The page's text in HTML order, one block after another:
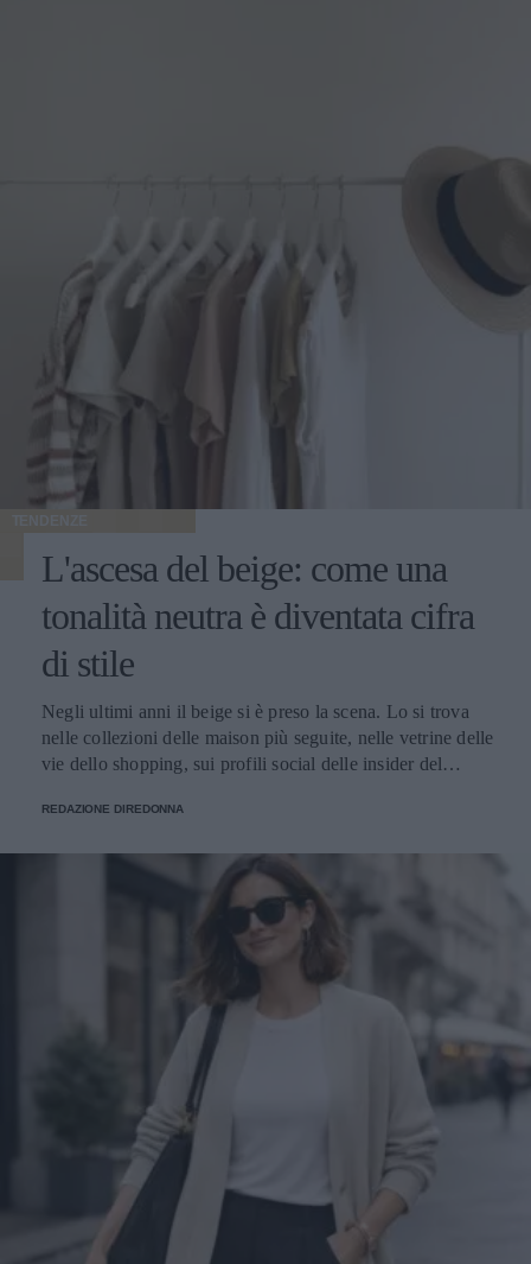
TENDENZE
L'ascesa del beige: come una
tonalità neutra è diventata cifra
di stile
Negli ultimi anni il beige si è preso la scena. Lo si trova nelle collezioni delle maison più seguite, nelle vetrine delle vie dello shopping, sui profili social delle insider del settore e nei guardaroba delle donne che alla moda dedicano attenzione. È diventato il colore che racconta il momento, quello che torna ogni stagione con declinazioni sempre nuove e che oggi vive un'esposizione mediatica raramente vista in passato. Le ragioni di questa centralità si intrecciano. Il beige risponde perfettamente al gusto contemporaneo per l'eleganza misurata, fatta di toni desaturati e capi pensati per durare. Si adatta splendidamente nei contesti più diversi: in ufficio, a una cena, in un weekend fuori porta, mantenendo sempre lo stesso registro raffinato. E lavora benissimo davanti all'obiettivo, sotto qualunque tipo di luce, su qualunque tipo di sfondo urbano o naturale. Il risultato è che oggi parlare di moda femminile senza nominare il beige è praticamente impossibile. Cappotti, giacche, trench, pantaloni, maglie, accessori: la palette neutra ha colonizzato ogni categoria del guardaroba, con una versatilità che continua a sorprendere addette ai lavori e appassionate. Le mille sfumature di una tonalità solo apparentemente uniforme Dietro al beige si nasconde una gamma cromatica vastissima, fatta di sfumature che cambiano carattere a seconda di quanto pendono verso il caldo o verso il freddo, di quanto sono sature o desaturate, di quanto si avvicinano al bianco o si spingono verso il marrone. Quelle più calde - cammello, biscotto, tabacco, miele - evocano immediatamente comfort e ricchezza. Hanno una nota dorata che richiama i tessuti pregiati come il cashmere e la lana d'agnello, e nelle collezioni invernali fanno la parte del leone. Le si vede su cappotti dal taglio classico, su giacche dalla linea morbida, su maglie oversize pensate per i mesi freddi. Le sfumature fredde - greige, nude rosato, beige cinereo, taupe - raccontano un'altra storia. Sono più contemporanee e sono perfette su tagli netti e silhouette moderne. Hanno conquistato spazio nel gusto urbano delle grandi capitali della moda, da Copenaghen a Tokyo, dove vengono interpretate in chiave minimalista con linee rigorose e proporzioni studiate. Tra questi due poli si muovono i beige neutri, i veri jolly del guardaroba che si abbinano a tutto: ai grigi, ai blu, ai bianchi, ai colori accesi che vogliano un punto di calma. Sono le tonalità che ogni stylist tiene a portata di mano per bilanciare un look senza forzature. A ognuna la sua sfumatura Una delle ragioni del successo del beige è semplice: con la sfumatura giusta, sta bene davvero a tutte. La famiglia cromatica è così ampia che ogni tipo di carnagione trova la sua declinazione ideale - basta scegliere il sottotono adatto al colore della pelle, degli occhi e dei capelli. Le donne con pelle chiara e sottotono freddo trovano la loro dimensione nei greige, nei nude rosati e nei beige cinerei, che dialogano in modo naturale con incarnati tenui. Le pelli ambrate, olivastre o dorate si illuminano con i cammello, i biscotto e i tabacco, che esaltano il calore della carnagione. Le pelli medie con sottotono neutro hanno la fortuna di poter giocare con quasi tutte le sfumature della palette, dalle più chiare alle più sature. Un altro punto di forza è il rapporto con la luce. Sotto il sole estivo il beige si accende e diventa solare, sotto i cieli grigi invernali mantiene calore e presenza, alla luce artificiale degli ambienti chiusi resta sempre raffinato senza appiattirsi. Pochi colori conservano il proprio carattere in ogni condizione di illuminazione, e questa qualità rende il beige un alleato prezioso per le giornate fatte di molti cambi di scena. A questo si aggiunge la sua flessibilità: il beige si adatta a ogni ambiente, dal più formale al più rilassato. Sta bene in ufficio, in una riunione importante, a una cerimonia, a una cena tra amiche, a una passeggiata del sabato pomeriggio. Pochi colori coprono una gamma così ampia di occasioni mantenendo intatta la propria eleganza. Total beige: come indossarlo senza appiattirlo Tra le tendenze più forti degli ultimi anni c'è il total beige look, che consiste nel vestirsi interamente in sfumature della stessa famiglia cromatica, dal capospalla alle scarpe. Una formula che richiede attenzione per riuscire bene, ma che ben dosata regala risultati di grande raffinatezza. Il segreto sta nel giocare con sottotoni vicini ma diversi. Un pantalone color sabbia abbinato a una camicia écru e a un capospalla cammello dà molto più carattere di un look fatto di un'unica identica tonalità ripetuta dalla testa ai piedi. Le piccole variazioni cromatiche danno profondità all'insieme e impediscono l'effetto monotono. Determinante è anche il mix di materiali. Quando il colore è uniforme, sono le texture a fare la differenza: una camicia di seta sotto una giacca di lana, un pantalone di lino con un capospalla in cashmere, accessori in pelle che dialogano con maglie morbide. Il gioco delle superfici tattili è ciò che trasforma un total look beige da banale a sofisticato. Attenzione alla la regola del dettaglio che spezza. Una cintura in cuoio scuro, una collana dorata, un foulard con un accento più caldo o più freddo: piccoli scostamenti che danno ritmo al look e gli regalano carattere senza intaccare la coerenza cromatica. Un accessorio scelto bene fa la differenza tra un outfit elegante e un outfit memorabile. Dal lino estivo al cashmere invernale: una palette per tutto l'anno Una delle qualità più apprezzate del beige è la capacità di accompagnare il guardaroba lungo tutte le stagioni. In estate vive nei lini grezzi, nei cotoni leggeri e nelle sete fresche; in primavera e autunno passa ai twill, ai jersey strutturati e ai velluti; in inverno diventa protagonista delle materie nobili come cashmere, lana vergine, alpaca e mohair. Questa continuità ha cambiato il modo in cui molte donne pensano agli acquisti. Anziché ripartire da capo a ogni cambio di stagione, si ragiona per filoni cromatici che durano nel tempo: capi che dialogano tra loro mese dopo mese, accessori che stanno bene su outfit diversi, una palette che permette di mescolare gli investimenti fatti in momenti differenti dell'anno senza rotture stilistiche. I capispalla sono il terreno dove questa logica dà i risultati migliori. Un cappotto beige si adatta alle occasioni più diverse con una facilità che pochi altri capi possiedono: si presta a tagli classici e contemporanei, dialoga con qualunque palette del guardaroba sottostante, risalta l'eleganza di un completo formale come la vivacità di un look casual. La conferma di questa versatilità si può rintracciare guardando alle proposte di realtà consolidate come Cinzia Rocca, che hanno fatto della sartorialità italiana applicata al capospalla la propria firma: ogni cappotto beige da donna dell’azienda è pensato per durare nel tempo, grazie a tagli che restano attuali stagione dopo stagione e a lavorazioni che portano avanti la tradizione artigianale del Made in Italy. Il beige in passerella: una palette che valorizza il taglio Chi segue le sfilate sa che il beige ricorre con costanza in ogni stagione, dalle collezioni primavera-estate a quelle autunno-inverno. Non è una scelta casuale: la palette neutra valorizza il taglio del capo, mette in luce la qualità della lavorazione, fa emergere la pulizia delle linee senza che il colore rubi la scena. Quando un capo sfila in cammello chiaro o in sabbia, l'occhio coglie subito la forma: il volume delle spalle, la cadenza dei dettagli sartoriali, la cintura che disegna la vita, la lunghezza che dialoga con la figura. Il beige risulta una lente che porta in primo piano tutto il lavoro tecnico, e per questo i designer che vogliono far parlare la propria competenza scelgono spesso la palette neutra come terreno di esposizione del proprio savoir-faire. Anche la resa fotografica gioca un ruolo importante. Sotto le luci intense delle sfilate i toni beige restituiscono al meglio la materia: si vede la mano del tessuto, si percepisce il peso della lana o la leggerezza del lino, si distingue il cashmere dalla pura vergine. Gli scatti che escono dalle passerelle raccontano così la realtà del capo con un'onestà rara, e ogni uscita diventa un'occasione di comunicazione tecnica oltre che estetica. Vale infine il discorso delle uscite in serie. La palette neutra permette di mandare in scena interi blocchi di collezione fondati sulla coerenza cromatica: a quel punto sono il taglio, il volume e i piccoli scarti di sfumatura a fare la differenza tra un look e l'altro. Un linguaggio di sfilata raffinato che premia l'occhio attento e che funziona ugualmente bene nelle collezioni leggere della bella stagione come in quelle stratificate dei mesi freddi. Il beige come dichiarazione: meno rumore, più identità Il successo del beige racconta qualcosa di più ampio sul modo in cui le donne hanno deciso di vestirsi oggi. Racconta il superamento dell'estetica dei colori accesi a ogni costo, l'affermazione di un gusto che riconosce nell'eleganza discreta una forma di stile più matura, l'emergere di una moda che lavora per coerenza anziché per impatto immediato. Scegliere il beige significa anche scegliere un rapporto diverso con il calendario delle tendenze. Vuol dire prediligere una palette stabile che resta attuale a distanza di anni, capace di accompagnare il guardaroba lungo cicli di rinnovo molto più ampi di quelli imposti dalle collezioni stagionali. È una scelta da donna che sa cosa le piace, e che premia chi la fa con un guardaroba più funzionale, fatto di capi che si sostengono a vicenda. C'è infine una dimensione personale che merita attenzione. Quando il colore lavora in secondo piano, ciò che resta in primo piano è chi indossa il capo: il viso, il portamento, l'energia che ognuna porta con sé. Il beige restituisce centralità alla donna e le lascia definire il significato di ciò che indossa. In un'epoca in cui spesso il guardaroba urla per farsi n
REDAZIONE DIREDONNA